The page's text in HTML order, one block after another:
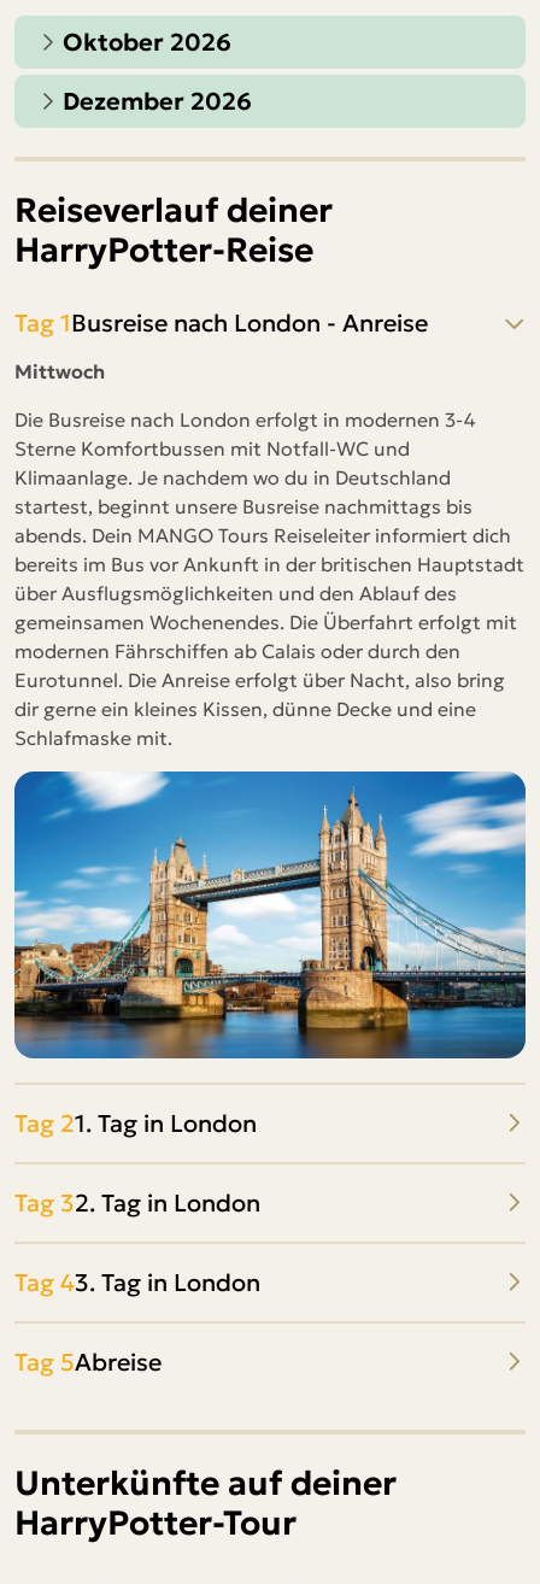
Oktober 2026
Dezember 2026
Reiseverlauf deiner
HarryPotter-Reise
Tag 1Busreise nach London - Anreise
Mittwoch
Die Busreise nach London erfolgt in modernen 3-4
Sterne Komfortbussen mit Notfall-WC und
Klimaanlage. Je nachdem wo du in Deutschland
startest, beginnt unsere Busreise nachmittags bis
abends. Dein MANGO Tours Reiseleiter informiert dich
bereits im Bus vor Ankunft in der britischen Hauptstadt
über Ausflugsmöglichkeiten und den Ablauf des
gemeinsamen Wochenendes. Die Überfahrt erfolgt mit
modernen Fährschiffen ab Calais oder durch den
Eurotunnel. Die Anreise erfolgt über Nacht, also bring
dir gerne ein kleines Kissen, dünne Decke und eine
Schlafmaske mit.
Tag 21. Tag in London
Tag 32. Tag in London
Tag 43. Tag in London
Tag 5Abreise
Unterkünfte auf deiner
HarryPotter-Tour